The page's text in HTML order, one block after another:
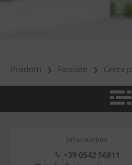
Prodotti Facciate Cerca
Informazioni
+39 0542 56811